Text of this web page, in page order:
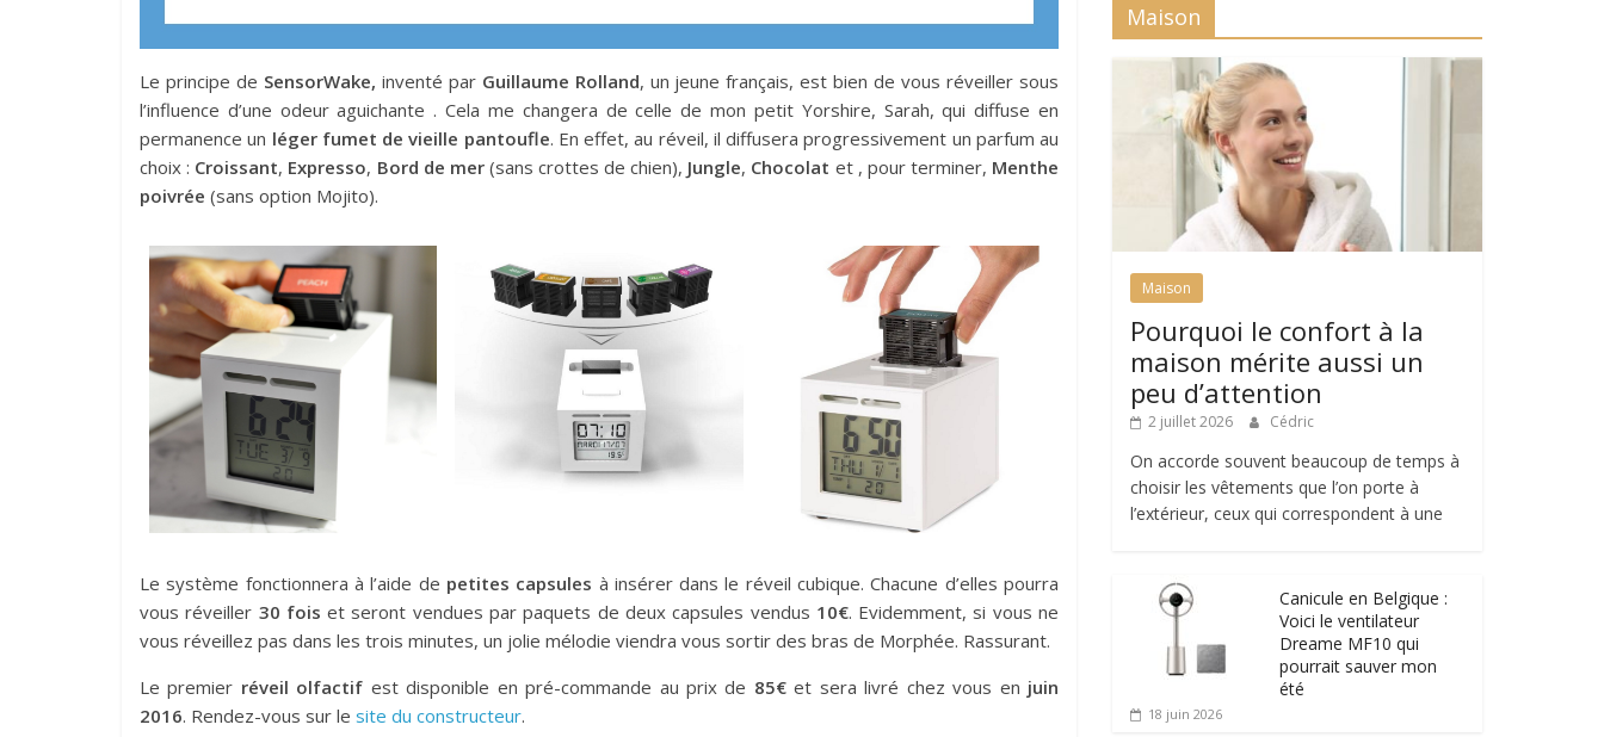
Le principe de SensorWake, inventé par Guillaume Rolland, un jeune français, est bien de vous réveiller sous
l’influence d’une odeur aguichante . Cela me changera de celle de mon petit Yorshire, Sarah, qui diffuse en
permanence un léger fumet de vieille pantoufle. En effet, au réveil, il diffusera progressivement un parfum au
choix : Croissant, Expresso, Bord de mer(sans crottes de chien), Jungle, Chocolat et , pour terminer, Menthe
poivrée (sans option Mojito).
Le système fonctionnera à l’aide de petites capsules à insérer dans le réveil cubique. Chacune d’elles pourra
vous réveiller 30 fois et seront vendues par paquets de deux capsules vendus 10€. Evidemment, si vous ne
vous réveillez pas dans les trois minutes, un jolie mélodie viendra vous sortir des bras de Morphée. Rassurant.
Le premier réveil olfactif est disponible en pré-commande au prix de 85€et sera livré chez vous en juin
2016. Rendez-vous sur le site du constructeur.
Maison
Maison
Pourquoi le confort à la
maison mérite aussi un
peu d’attention
2 juillet 2026 Cédric
On accorde souvent beaucoup de temps à
choisir les vêtements que l’on porte à
l’extérieur, ceux qui correspondent à une
Canicule en Belgique :
Voici le ventilateur
Dreame MF10 qui
pourrait sauver mon
été
18 juin 2026